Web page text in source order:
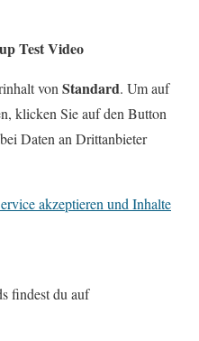
Test Video
vonStandard. Um auf
klicken Sie auf den Button
Daten an Drittanbieter
akzeptieren und Inhalte
findest du auf